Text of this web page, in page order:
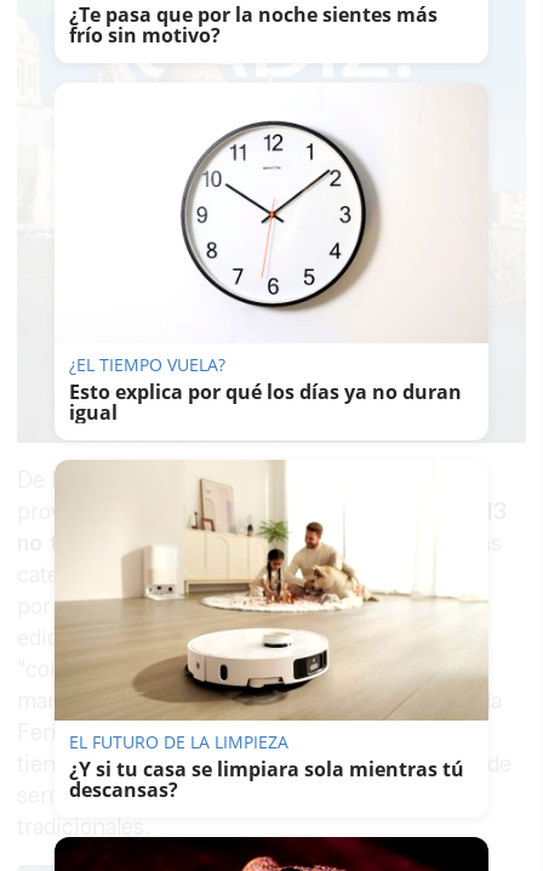
De las 170 casetas que conforman el plano
157 son de tipología tradicional
no tradicionales
. La Ordenanza distingue ambas
categorías: la caseta tradicionales aquella que,
por su historia o trayectoria en anteriores
ediciones o por su propuesta para nuevas,
"contribuye de manera notoria y destacada a
mantener y fomentar los valores esenciales de la
Feria". Lacaseta no tradicional
tiene como objetivo "dar cabida a otras formas de
sentir la Feria" sin priorizar dichos valores
tradicionales.
¿Te pasa que por la noche sientes más
frío sin motivo?
¿EL TIEMPO VUELA?
Esto explica por qué los días ya no duran
igual
EL FUTURO DE LA LIMPIEZA
¿Y si tu casa se limpiara sola mientras tú
descansas?